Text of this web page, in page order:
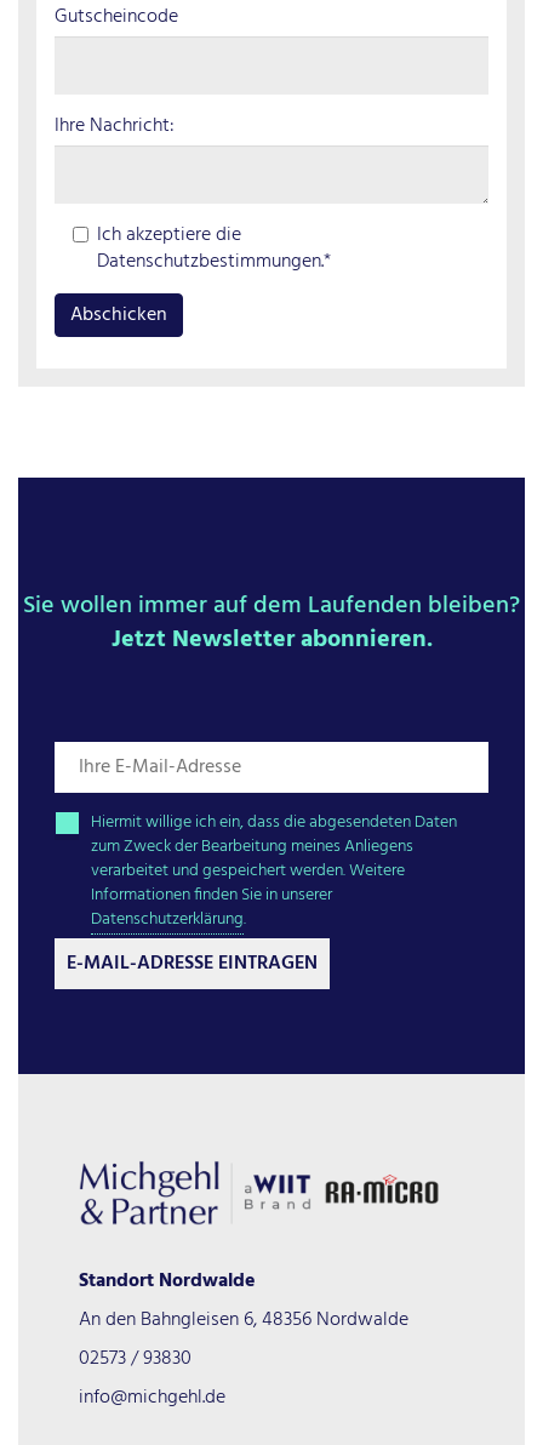
Gutscheincode
Ihre Nachricht:
Ich akzeptiere die
Datenschutzbestimmungen.*
Sie wollen immer auf dem Laufenden bleiben?
Jetzt Newsletter abonnieren.
Hiermit willige ich ein, dass die abgesendeten Daten
zum Zweck der Bearbeitung meines Anliegens
verarbeitet und gespeichert werden. Weitere
Informationen finden Sie in unserer
Datenschutzerklärung.
E-MAIL-ADRESSE EINTRAGEN
Standort Nordwalde
An den Bahngleisen 6, 48356 Nordwalde
02573 / 93830
info@michgehl.de